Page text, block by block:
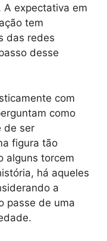
A expectativa em
tem
das redes
desse
com
como
de ser
figura tão
alguns torcem
há aqueles
a
passe de uma